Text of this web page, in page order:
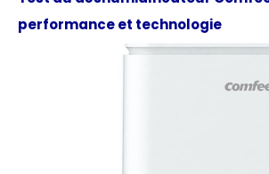
performance et technologie